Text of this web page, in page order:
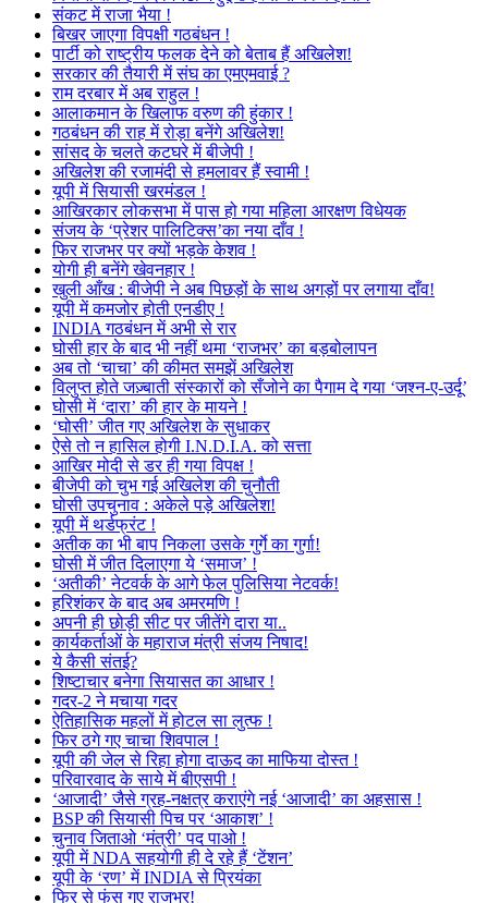
संकट में राजा भैया !
बिखर जाएगा विपक्षी गठबंधन !
पार्टी को राष्ट्रीय फलक देने को बेताब हैं अखिलेश!
सरकार की तैयारी में संघ का एमएमवाई ?
राम दरबार में अब राहुल !
आलाकमान के खिलाफ वरुण की हुंकार !
गठबंधन की राह में रोड़ा बनेंगे अखिलेश!
सांसद के चलते कटघरे में बीजेपी !
अखिलेश की रजामंदी से हमलावर हैं स्वामी !
यूपी में सियासी खरमंडल !
आखिरकार लोकसभा में पास हो गया महिला आरक्षण विधेयक
संजय के ‘प्रेशर पालिटिक्स’का नया दाँव !
फिर राजभर पर क्यों भड़के केशव !
योगी ही बनेंगे खेवनहार !
खुली आँख : बीजेपी ने अब पिछड़ों के साथ अगड़ों पर लगाया दाँव!
यूपी में कमजोर होती एनडीए !
INDIA गठबंधन में अभी से रार
घोसी हार के बाद भी नहीं थमा ‘राजभर’ का बड़बोलापन
अब तो ‘चाचा’ की कीमत समझें अखिलेश
विलुप्त होते जज़्बाती संस्कारों को सँजोने का पैगाम दे गया ‘जश्न-ए-उर्दू’
घोसी में ‘दारा’ की हार के मायने !
‘घोसी’ जीत गए अखिलेश के सुधाकर
ऐसे तो न हासिल होगी I.N.D.I.A. को सत्ता
आखिर मोदी से डर ही गया विपक्ष !
बीजेपी को चुभ गई अखिलेश की चुनौती
घोसी उपचुनाव : अकेले पड़े अखिलेश!
यूपी में थर्डफ्रंट !
अतीक का भी बाप निकला उसके गुर्गे का गुर्गा!
घोसी में जीत दिलाएगा ये ‘समाज’ !
‘अतीकी’ नेटवर्क के आगे फेल पुलिसिया नेटवर्क!
हरिशंकर के बाद अब अमरमणि !
अपनी ही छोड़ी सीट पर जीतेंगे दारा या..
कार्यकर्ताओं के महाराज मंत्री संजय निषाद!
ये कैसी संतई?
शिष्टाचार बनेगा सियासत का आधार !
गदर-2 ने मचाया गदर
ऐतिहासिक महलों में होटल सा लुत्फ !
फिर ठगे गए चाचा शिवपाल !
यूपी की जेल से रिहा होगा दाऊद का माफिया दोस्त !
परिवारवाद के साये में बीएसपी !
‘आजादी’ जैसे ग्रह-नक्षत्र कराएंगे नई ‘आजादी’ का अहसास !
BSP की सियासी पिच पर ‘आकाश’ !
चुनाव जिताओ ‘मंत्री’ पद पाओ !
यूपी में NDA सहयोगी ही दे रहे हैं ‘टेंशन’
यूपी के ‘रण’ में INDIA से प्रियंका
फिर से फंस गए राजभर!